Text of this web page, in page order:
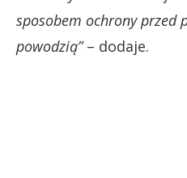
sposobem ochrony przed
powodzią”– dodaje.